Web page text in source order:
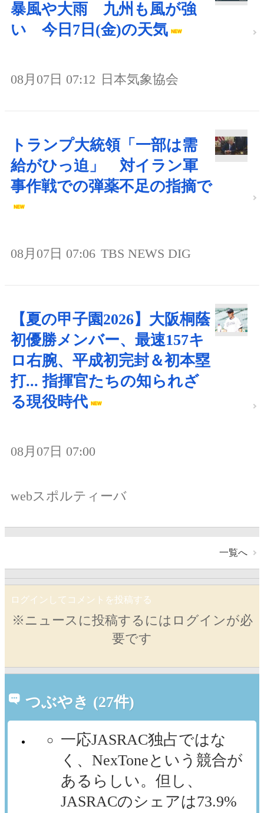
暴風や大雨 九州も風が強
い 今日7日(金)の天気
08月07日 07:12 日本気象協会
トランプ大統領「一部は需
給がひっ迫」 対イラン軍
事作戦での弾薬不足の指摘で
08月07日 07:06 TBS NEWS DIG
【夏の甲子園2026】大阪桐蔭
初優勝メンバー、最速157キ
ロ右腕、平成初完封＆初本塁
打... 指揮官たちの知られざ
る現役時代
08月07日 07:00
webスポルティーバ
一覧へ
ログインしてコメントを投稿する
※ニュースに投稿するにはログインが必
要です
つぶやき (27件)
一応JASRAC独占ではな
く、NexToneという競合が
あるらしい。但し、
JASRACのシェアは73.9%